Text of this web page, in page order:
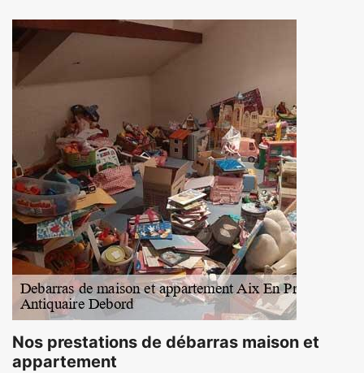
Nos prestations de débarras maison et
appartement